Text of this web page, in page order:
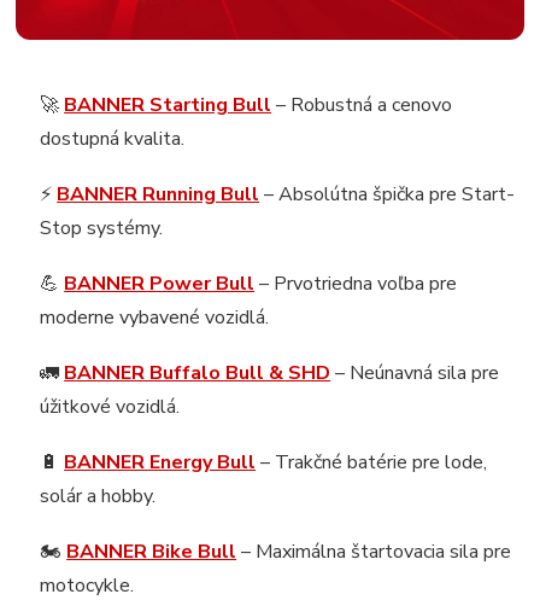
🚀 BANNER Starting Bull – Robustná a cenovo
dostupná kvalita.
⚡ BANNER Running Bull – Absolútna špička pre Start-
Stop systémy.
💪 BANNER Power Bull – Prvotriedna voľba pre
moderne vybavené vozidlá.
🚛 BANNER Buffalo Bull & SHD – Neúnavná sila pre
úžitkové vozidlá.
🔋 BANNER Energy Bull – Trakčné batérie pre lode,
solár a hobby.
🏍️ BANNER Bike Bull – Maximálna štartovacia sila pre
motocykle.